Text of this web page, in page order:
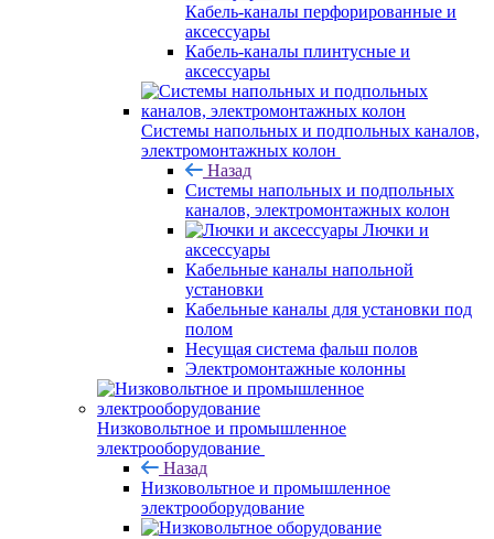
Кабель-каналы перфорированные и
аксессуары
Кабель-каналы плинтусные и
аксессуары
Системы напольных и подпольных каналов,
электромонтажных колон
Назад
Системы напольных и подпольных
каналов, электромонтажных колон
Лючки и
аксессуары
Кабельные каналы напольной
установки
Кабельные каналы для установки под
полом
Несущая система фальш полов
Электромонтажные колонны
Низковольтное и промышленное
электрооборудование
Назад
Низковольтное и промышленное
электрооборудование